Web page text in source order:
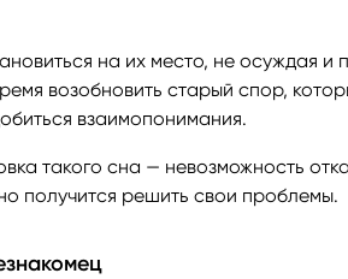
на их место, не осуждая
возобновить старый спор,
взаимопонимания.
такого сна — невозможность
получится решить свои проблемы.